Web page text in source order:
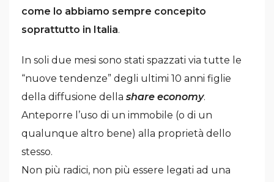
come lo abbiamo sempre concepito
soprattutto in Italia.
In soli due mesi sono stati spazzati via tutte le
“nuove tendenze” degli ultimi 10 anni figlie
della diffusione della share economy.
Anteporre l’uso di un immobile (o di un
qualunque altro bene) alla proprietà dello
stesso.
Non più radici, non più essere legati ad una